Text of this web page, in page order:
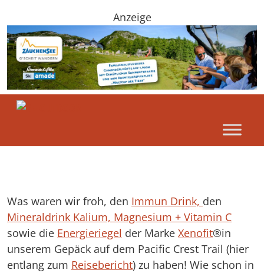
Anzeige
Was waren wir froh, den Immun Drink, den
Mineraldrink Kalium, Magnesium + Vitamin C
sowie die Energieriegel der Marke Xenofit®in
unserem Gepäck auf dem Pacific Crest Trail (hier
entlang zum Reisebericht) zu haben! Wie schon in